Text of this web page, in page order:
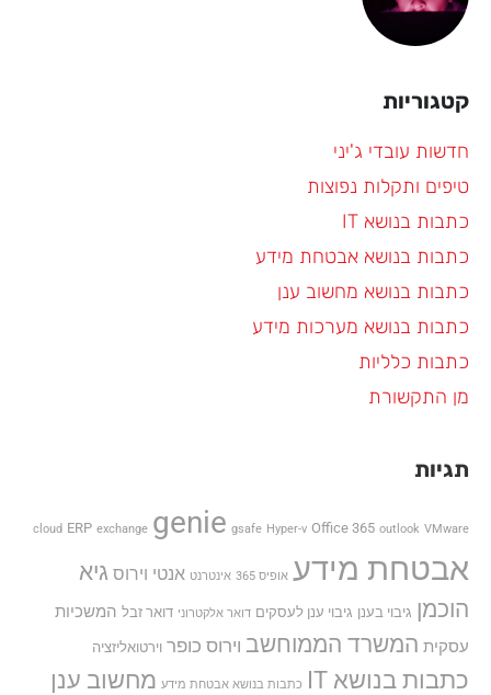
קטגוריות
חדשות עובדי ג'יני
טיפים ותקלות נפוצות
כתבות בנושא IT
כתבות בנושא אבטחת מידע
כתבות בנושא מחשוב ענן
כתבות בנושא מערכות מידע
כתבות כלליות
מן התקשורת
תגיות
cloud ERP exchange genie gsafe Hyper-v Office 365 outlook VMware
אבטחת מידע אופיס 365 אינטרנט אנטי וירוס גיא
הוכמן גיבוי בענן גיבוי ענן לעסקים דואר אלקטרוני דואר זבל המשכיות
עסקית המשרד הממוחשב וירוס כופר וירטואליזציה
כתבות בנושא IT כתבות בנושא אבטחת מידע מחשוב ענן